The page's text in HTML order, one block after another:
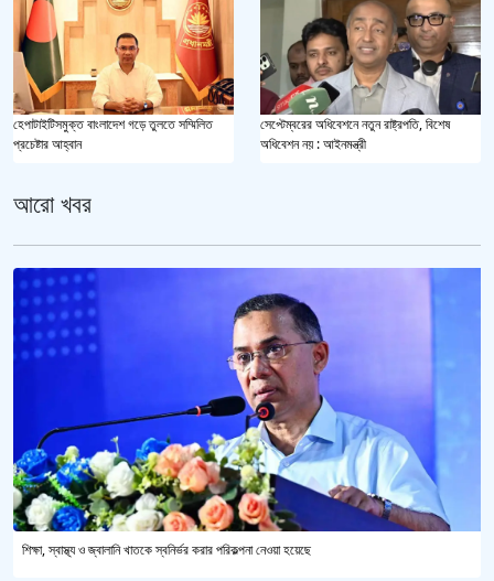
হেপাটাইটিসমুক্ত বাংলাদেশ গড়ে তুলতে সম্মিলিত
প্রচেষ্টার আহ্বান
সেপ্টেম্বরের অধিবেশনে নতুন রাষ্ট্রপতি, বিশেষ
অধিবেশন নয় : আইনমন্ত্রী
আরো খবর
শিক্ষা, স্বাস্থ্য ও জ্বালানি খাতকে স্বনির্ভর করার পরিকল্পনা নেওয়া হয়েছে